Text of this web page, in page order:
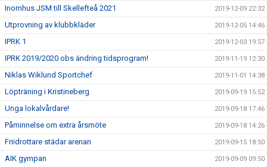
Inomhus JSM till Skellefteå 2021 2019-12-09 22:32
Utprovning av klubbkläder 2019-12-05 14:46
IPRK 1 2019-12-03 19:57
IPRK 2019/2020 obs ändring tidsprogram! 2019-11-19 12:30
Niklas Wiklund Sportchef 2019-11-01 14:38
Löpträning i Kristineberg 2019-09-19 15:52
Unga lokalvårdare! 2019-09-18 17:46
Påminnelse om extra årsmöte 2019-09-18 14:26
Friidrottare städar arenan 2019-09-15 18:50
AIK gympan 2019-09-09 09:50